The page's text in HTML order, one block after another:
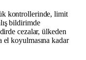
kontrollerinde, limit
bildirimde
cezalar, ülkeden
koyulmasına kadar